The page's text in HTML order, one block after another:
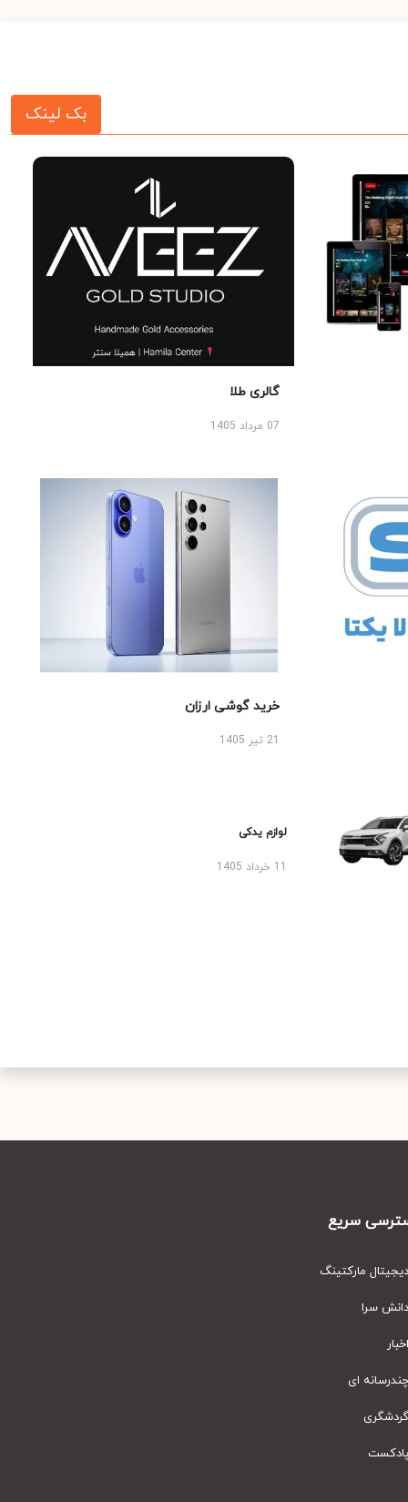
بک لینک
گالری طلا
07 مرداد 1405
خرید گوشی ارزان
لوازم یدکی
سریع
مارکتینگ
سرا
ای